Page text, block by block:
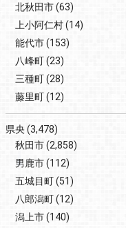
北秋田市(63)
上小阿仁村(14)
能代市(153)
八峰町(23)
三種町(28)
藤里町(12)
県央 (3,478)
秋田市(2,858)
男鹿市(112)
五城目町(51)
八郎潟町(12)
潟上市(140)